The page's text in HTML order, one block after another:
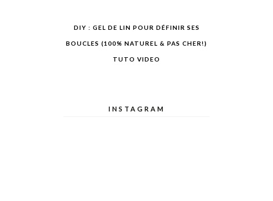
DIY : GEL DE LIN POUR DÉFINIR SES
BOUCLES (100% NATUREL & PAS CHER!)
TUTO VIDEO
INSTAGRAM